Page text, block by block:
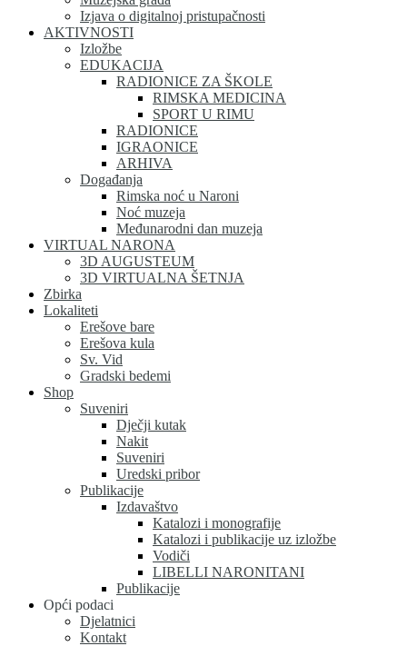
Izjava o digitalnoj pristupačnosti
AKTIVNOSTI
Izložbe
EDUKACIJA
RADIONICE ZA ŠKOLE
RIMSKA MEDICINA
SPORT U RIMU
RADIONICE
IGRAONICE
ARHIVA
Događanja
Rimska noć u Naroni
Noć muzeja
Međunarodni dan muzeja
VIRTUAL NARONA
3D AUGUSTEUM
3D VIRTUALNA ŠETNJA
Zbirka
Lokaliteti
Erešove bare
Erešova kula
Sv. Vid
Gradski bedemi
Shop
Suveniri
Dječji kutak
Nakit
Suveniri
Uredski pribor
Publikacije
Izdavaštvo
Katalozi i monografije
Katalozi i publikacije uz izložbe
Vodiči
LIBELLI NARONITANI
Publikacije
Opći podaci
Djelatnici
Kontakt